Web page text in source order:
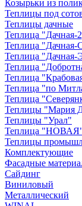
Козырьки из
Теплицы под
Теплицы дачные
Теплица
Теплица "Дачная-
Теплица "Дачная-
Теплица
Теплица
Теплица "по
Теплица
Теплицы "Мария
Теплицы "Урал"
Теплица
Теплицы
Комплектующие
Фасадные
Сайдинг
Виниловый
Металлический